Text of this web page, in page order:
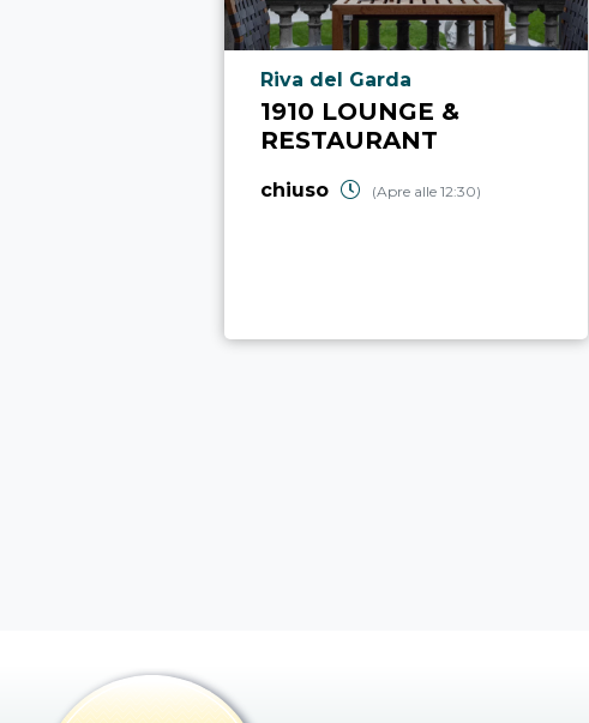
Località punto di interesse
Riva del Garda
1910 LOUNGE &
RESTAURANT
chiuso (Apre alle 12:30)